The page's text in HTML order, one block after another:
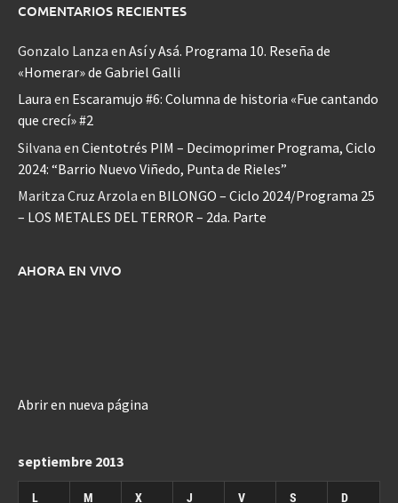
COMENTARIOS RECIENTES
Gonzalo Lanza en Así y Asá. Programa 10. Reseña de
«Homerar» de Gabriel Galli
Laura en Escaramujo #6: Columna de historia «Fue cantando
que crecí» #2
Silvana en Cientotrés PIM – Decimoprimer Programa, Ciclo
2024: “Barrio Nuevo Viñedo, Punta de Rieles”
Maritza Cruz Arzola en BILONGO – Ciclo 2024/Programa 25
– LOS METALES DEL TERROR – 2da. Parte
AHORA EN VIVO
Abrir en nueva página
septiembre 2013
L M X J V S D